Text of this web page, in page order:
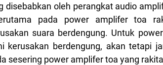
disebabkan oleh perangkat audio
pada power amplifer toa
suara berdengung. Untuk
kerusakan berdengung, akan tetapi
sesering power amplifer toa yang